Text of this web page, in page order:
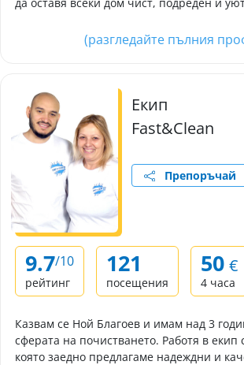
(разгледайте пълния
Екип
Fast&Clean
Препоръчай
9.7/10
рейтинг
121
посещения
50 €
4 часа
Казвам се Ной Благоев и имам над 3
сферата на почистването. Работя в екип
която заедно предлагаме надеждни и